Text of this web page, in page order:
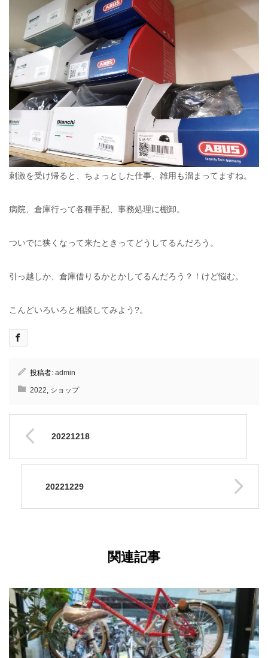
刺激を受け帰ると、ちょっとした仕事、雑用も溜まってますね。
病院、倉庫行って各種手配、事務処理に棚卸。
ついでに狭くなって来たときってどうしてるんだろう。
引っ越しか、倉庫借りるかとかしてるんだろう？！けど悩む。
こんどいろいろと相談してみよう?。
投稿者: admin
2022 ショップ
20221218
20221229
関連記事